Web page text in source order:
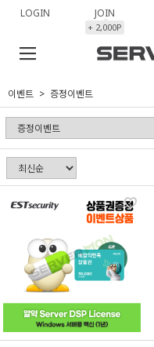
LOGIN JOIN
+ 2,000P
이벤트 증정이벤트